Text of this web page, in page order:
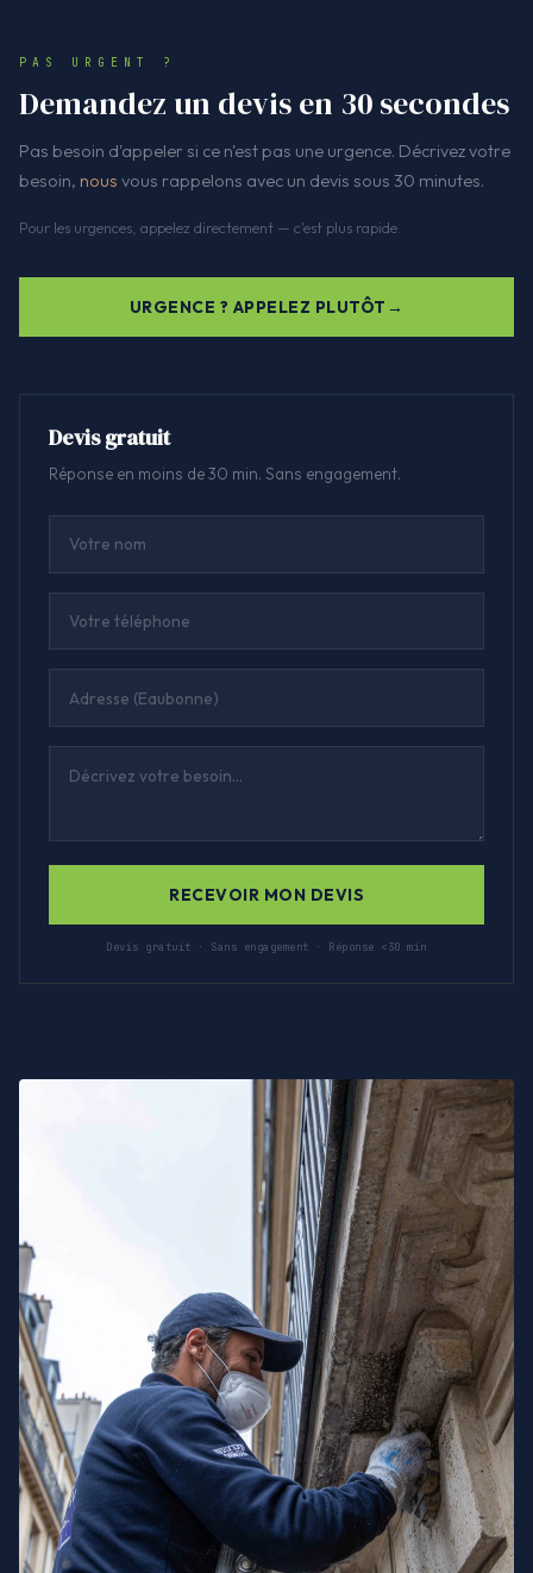
PAS URGENT ?
Demandez un devis en 30 secondes
Pas besoin d'appeler si ce n'est pas une urgence. Décrivez votre
besoin, nous vous rappelons avec un devis sous 30 minutes.
Pour les urgences, appelez directement — c'est plus rapide.
URGENCE ? APPELEZ PLUTÔT
Devis gratuit
Réponse en moins de 30 min. Sans engagement.
RECEVOIR MON DEVIS
Devis gratuit · Sans engagement · Réponse <30 min